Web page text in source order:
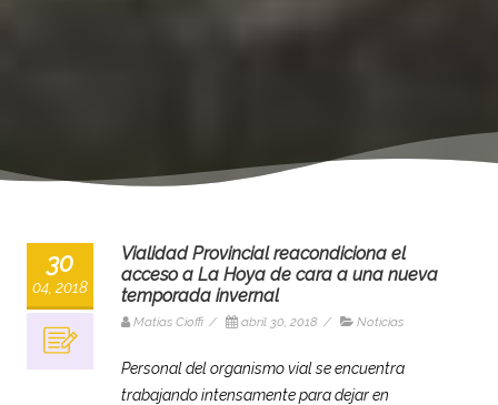
30
04, 2018
Vialidad Provincial reacondiciona el
acceso a La Hoya de cara a una nueva
temporada invernal
Matias Cioffi / abril 30, 2018 / Noticias
Personal del organismo vial se encuentra
trabajando intensamente para dejar en